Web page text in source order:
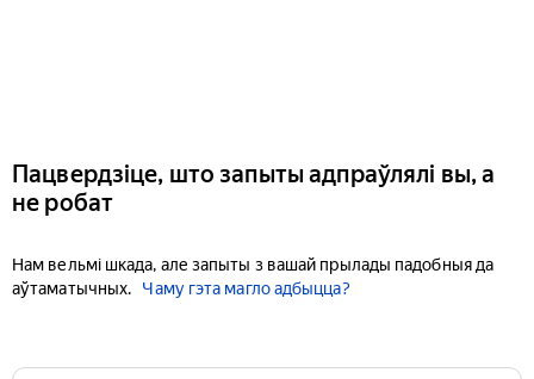
Пацвердзіце, што запыты адпраўлялі вы, а
не робат
Нам вельмі шкада, але запыты з вашай прылады падобныя да
аўтаматычных.
Чаму гэта магло адбыцца?